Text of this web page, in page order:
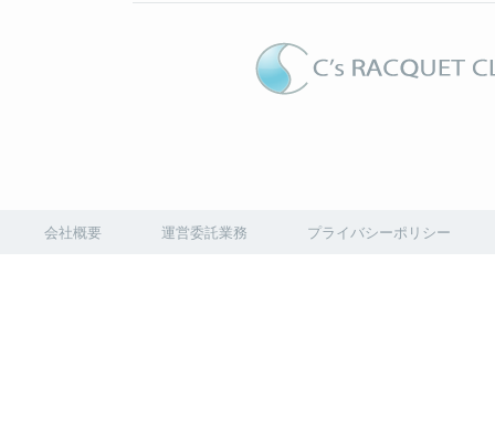
会社概要 運営委託業務 プライバシーポリシー